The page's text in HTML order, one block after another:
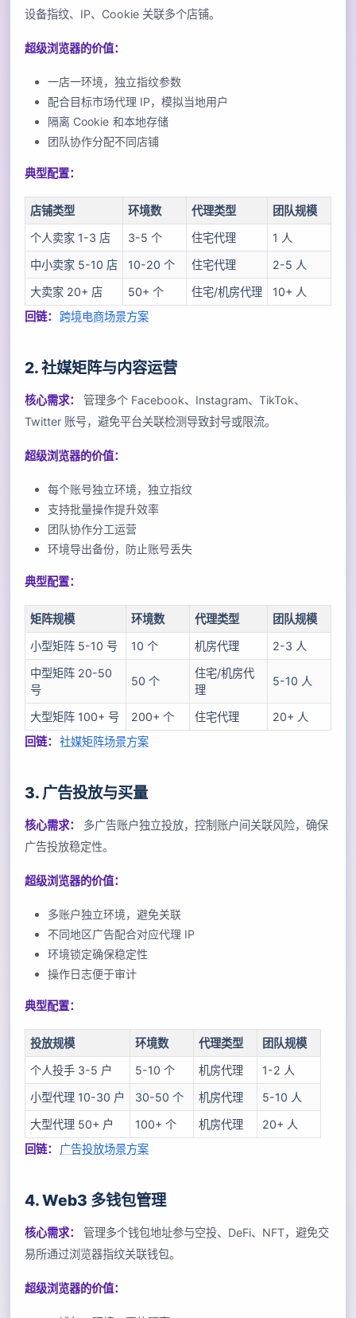
设备指纹、IP、Cookie 关联多个店铺。
超级浏览器的价值：
一店一环境，独立指纹参数
配合目标市场代理 IP，模拟当地用户
隔离 Cookie 和本地存储
团队协作分配不同店铺
典型配置：
店铺类型 环境数 代理类型
团队规模
个人卖家 1-3 店
3-5 个 住宅代理
1 人
中小卖家 5-10 店
10-20 个 住宅代理
2-5 人
大卖家 20+ 店
50+ 个 住宅/机房代理
10+ 人
回链：
跨境电商场景方案
2. 社媒矩阵与内容运营
核心需求：
管理多个 Facebook、Instagram、TikTok、
Twitter 账号，避免平台关联检测导致封号或限流。
超级浏览器的价值：
每个账号独立环境，独立指纹
支持批量操作提升效率
团队协作分工运营
环境导出备份，防止账号丢失
典型配置：
矩阵规模 环境数 代理类型
团队规模
小型矩阵 5-10 号
10 个 机房代理
2-3 人
中型矩阵 20-50
号
50 个
住宅/机房代
理
5-10 人
大型矩阵 100+ 号 200+ 个 住宅代理
20+ 人
回链： 社媒矩阵场景方案
3. 广告投放与买量
核心需求：
多广告账户独立投放，控制账户间关联风险，确保
广告投放稳定性。
超级浏览器的价值：
多账户独立环境，避免关联
不同地区广告配合对应代理 IP
环境锁定确保稳定性
操作日志便于审计
典型配置：
投放规模 环境数 代理类型
团队规模
个人投手 3-5 户
5-10 个 机房代理
1-2 人
小型代理 10-30 户
30-50 个 机房代理
5-10 人
大型代理 50+ 户
100+ 个 机房代理
20+ 人
回链：
广告投放场景方案
4. Web3 多钱包管理
核心需求：
管理多个钱包地址参与空投、DeFi、NFT，避免交
易所通过浏览器指纹关联钱包。
超级浏览器的价值：